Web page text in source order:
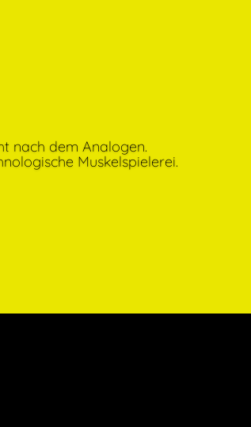
nach dem Analogen.
Muskelspielerei.